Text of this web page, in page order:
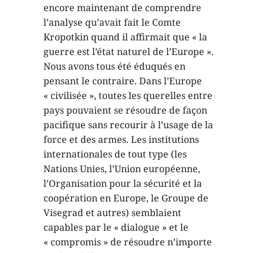
encore maintenant de comprendre
l’analyse qu’avait fait le Comte
Kropotkin quand il affirmait que « la
guerre est l’état naturel de l’Europe ».
Nous avons tous été éduqués en
pensant le contraire. Dans l’Europe
« civilisée », toutes les querelles entre
pays pouvaient se résoudre de façon
pacifique sans recourir à l’usage de la
force et des armes. Les institutions
internationales de tout type (les
Nations Unies, l’Union européenne,
l’Organisation pour la sécurité et la
coopération en Europe, le Groupe de
Visegrad et autres) semblaient
capables par le « dialogue » et le
« compromis » de résoudre n’importe